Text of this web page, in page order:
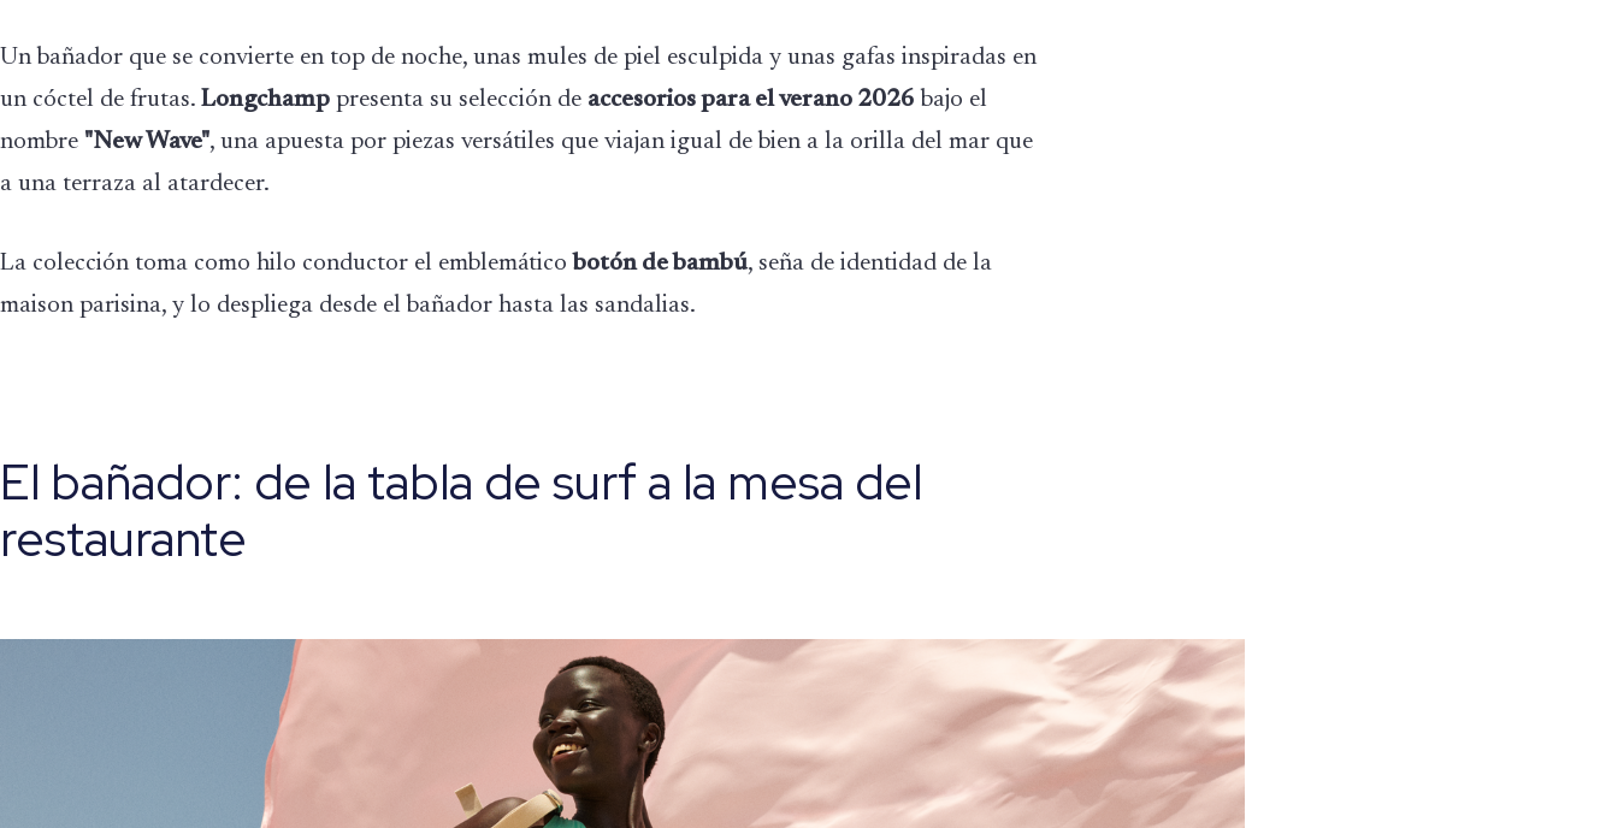
Un bañador que se convierte en top de noche, unas mules de piel esculpida y unas gafas inspiradas en
un cóctel de frutas. Longchamp presenta su selección de accesorios para el verano 2026 bajo el
nombre "New Wave", una apuesta por piezas versátiles que viajan igual de bien a la orilla del mar que
a una terraza al atardecer.
La colección toma como hilo conductor el emblemático botón de bambú, seña de identidad de la
maison parisina, y lo despliega desde el bañador hasta las sandalias.
El bañador: de la tabla de surf a la mesa del
restaurante